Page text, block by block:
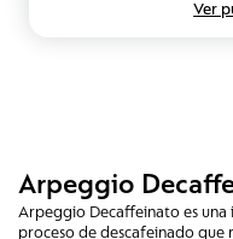
Ver
Arpeggio
Arpeggio Decaffeinato es una
proceso de descafeinado que